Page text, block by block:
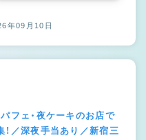
年09月10日
フェ・夜ケーキのお店で
！／深夜手当あり／新宿三